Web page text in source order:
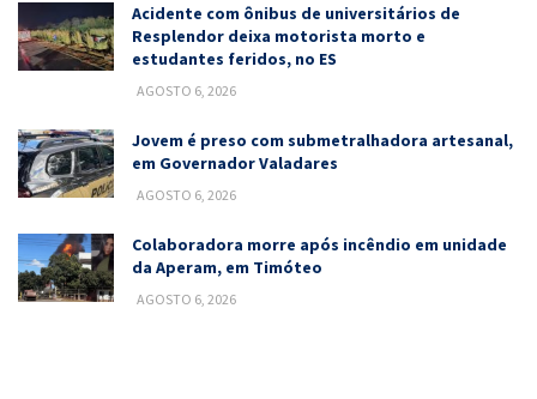
Acidente com ônibus de universitários de
Resplendor deixa motorista morto e
estudantes feridos, no ES
AGOSTO 6, 2026
Jovem é preso com submetralhadora artesanal,
em Governador Valadares
AGOSTO 6, 2026
Colaboradora morre após incêndio em unidade
da Aperam, em Timóteo
AGOSTO 6, 2026